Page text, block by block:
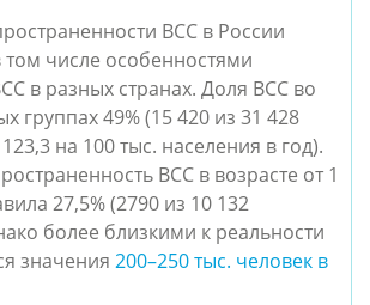
ВСС в России
числе особенностями
в разных странах. Доля ВСС во
группах 49% (15 420 из 31 428
на 100 тыс. населения в год).
ВСС в возрасте от 1
27,5% (2790 из 10 132
более близкими к реальности
значения 200–250 тыс. человек в